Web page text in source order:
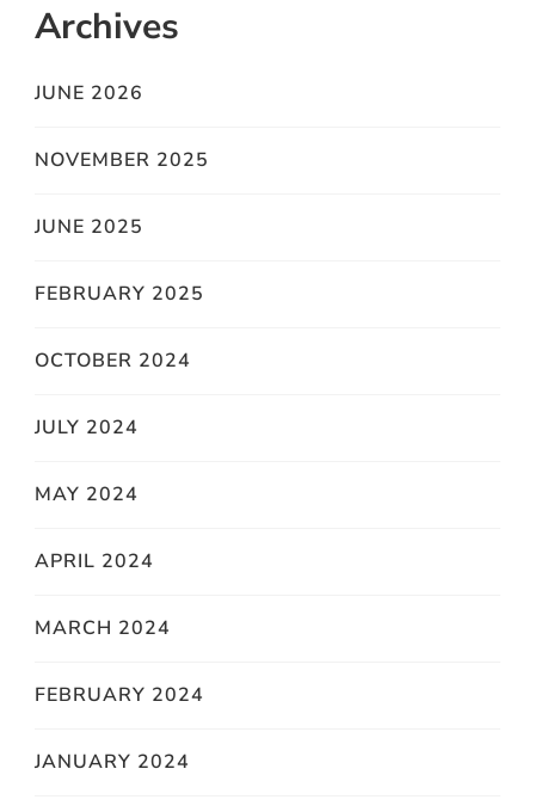
Archives
JUNE 2026
NOVEMBER 2025
JUNE 2025
FEBRUARY 2025
OCTOBER 2024
JULY 2024
MAY 2024
APRIL 2024
MARCH 2024
FEBRUARY 2024
JANUARY 2024